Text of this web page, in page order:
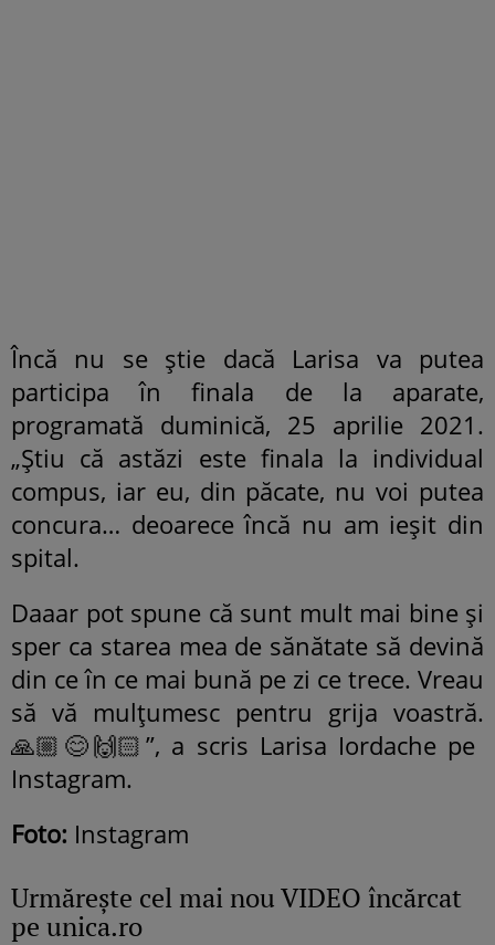
Încă nu se știe dacă Larisa va putea
participa în finala de la aparate,
programată duminică, 25 aprilie 2021.
„Știu că astăzi este finala la individual
compus, iar eu, din păcate, nu voi putea
concura… deoarece încă nu am ieșit din
spital.
Daaar pot spune că sunt mult mai bine și
sper ca starea mea de sănătate să devină
din ce în ce mai bună pe zi ce trece. Vreau
să vă mulțumesc pentru grija voastră.
🙏🏼😊🙌🏻”, a scris Larisa Iordache pe
Instagram.
Foto: Instagram
Urmăreşte cel mai nou VIDEO încărcat
pe unica.ro